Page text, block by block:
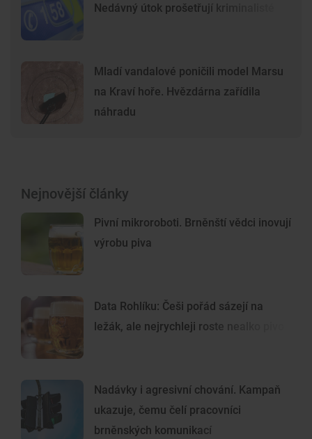
Nedávný útok prošetřují kriminalisté
Mladí vandalové poničili model Marsu
na Kraví hoře. Hvězdárna zařídila
náhradu
Nejnovější články
Pivní mikroroboti. Brněnští vědci inovují
výrobu piva
Data Rohlíku: Češi pořád sázejí na
ležák, ale nejrychleji roste nealko pivo
Nadávky i agresivní chování. Kampaň
ukazuje, čemu čelí pracovníci
brněnských komunikací